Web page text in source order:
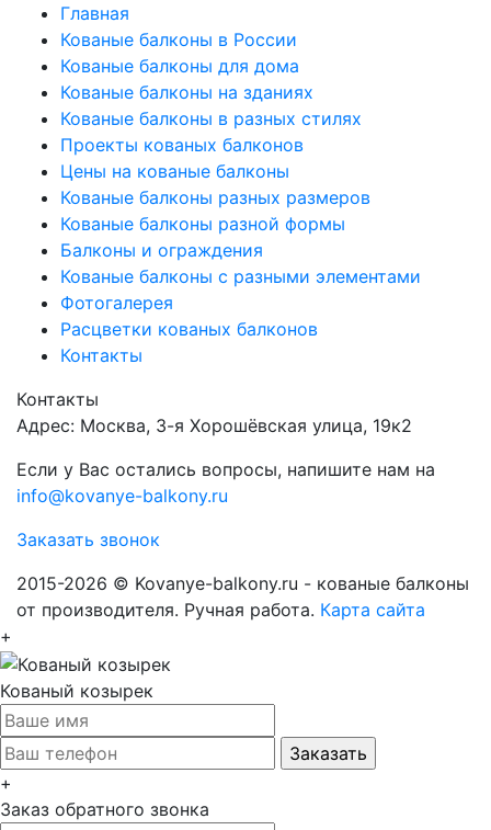
Главная
Кованые балконы в России
Кованые балконы для дома
Кованые балконы на зданиях
Кованые балконы в разных стилях
Проекты кованых балконов
Цены на кованые балконы
Кованые балконы разных размеров
Кованые балконы разной формы
Балконы и ограждения
Кованые балконы с разными элементами
Фотогалерея
Расцветки кованых балконов
Контакты
Контакты
Адрес: Москва, 3-я Хорошёвская улица, 19к2
Если у Вас остались вопросы, напишите нам на
info@kovanye-balkony.ru
Заказать звонок
2015-2026 © Kovanye-balkony.ru - кованые балконы
от производителя. Ручная работа. Карта сайта
+
Кованый козырек
+
Заказ обратного звонка